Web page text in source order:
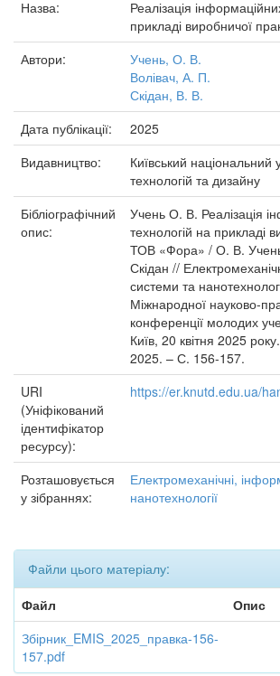
Назва:
Реалізація
прикладі виробничої
Автори:
Учень, О. В.
Волівач, А. П.
Скідан, В. В.
Дата публікації:
2025
Видавництво:
Київський національний
технологій та дизайну
Бібліографічний
опис:
Учень О. В. Реалізація
технологій на прикладі
ТОВ «Фора» / О. В.
Скідан //
системи та
Міжнародної науково-
конференції молодих
Київ, 20 квітня 2025
2025. – С. 156-157.
URI
(Уніфікований
ідентифікатор
ресурсу):
https://er.knutd.edu.ua/
Розташовується
у зібраннях:
Електромеханічні,
нанотехнології
Файли цього матеріалу:
Файл
Опис
Збірник_EMIS_2025_правка-156-
157.pdf